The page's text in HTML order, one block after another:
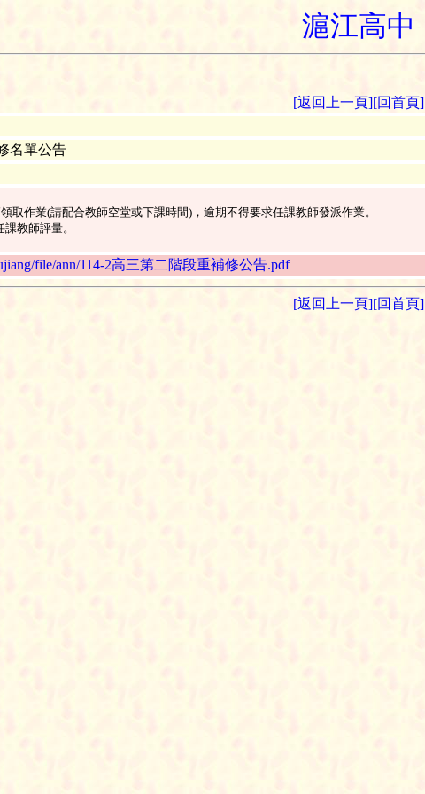
滬江高中
[返回上一頁][回首頁]
名單公告
取作業(請配合教師空堂或下課時間)，逾期不得要求任課教師發派作業。
教師評量。
file/ann/114-2高三第二階段重補修公告.pdf
[返回上一頁][回首頁]